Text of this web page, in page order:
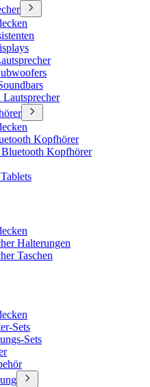
Kopfhörer
Kopfhörer
Halterungen
Taschen
Sets
Sets